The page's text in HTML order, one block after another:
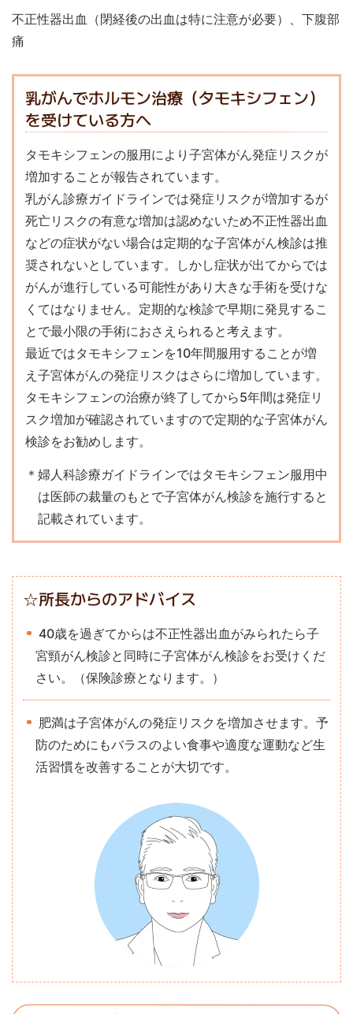
不正性器出血（閉経後の出血は特に注意が必要）、下腹部
痛
乳がんでホルモン治療（タモキシフェン）
を受けている方へ
タモキシフェンの服用により子宮体がん発症リスクが
増加することが報告されています。
乳がん診療ガイドラインでは発症リスクが増加するが
死亡リスクの有意な増加は認めないため不正性器出血
などの症状がない場合は定期的な子宮体がん検診は推
奨されないとしています。しかし症状が出てからでは
がんが進行している可能性があり大きな手術を受けな
くてはなりません。定期的な検診で早期に発見するこ
とで最小限の手術におさえられると考えます。
最近ではタモキシフェンを10年間服用することが増
え子宮体がんの発症リスクはさらに増加しています。
タモキシフェンの治療が終了してから5年間は発症リ
スク増加が確認されていますので定期的な子宮体がん
検診をお勧めします。
＊婦人科診療ガイドラインではタモキシフェン服用中
は医師の裁量のもとで子宮体がん検診を施行すると
記載されています。
☆所長からのアドバイス
40歳を過ぎてからは不正性器出血がみられたら子
宮頸がん検診と同時に子宮体がん検診をお受けくだ
さい。（保険診療となります。）
肥満は子宮体がんの発症リスクを増加させます。予
防のためにもバラスのよい食事や適度な運動など生
活習慣を改善することが大切です。